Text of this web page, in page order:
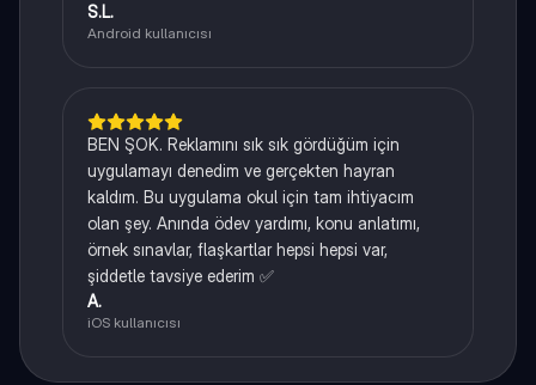
S.L.
Android kullanıcısı
BEN ŞOK. Reklamını sık sık gördüğüm için
uygulamayı denedim ve gerçekten hayran
kaldım. Bu uygulama okul için tam ihtiyacım
olan şey. Anında ödev yardımı, konu anlatımı,
örnek sınavlar, flaşkartlar hepsi hepsi var,
şiddetle tavsiye ederim ✅
A.
iOS kullanıcısı